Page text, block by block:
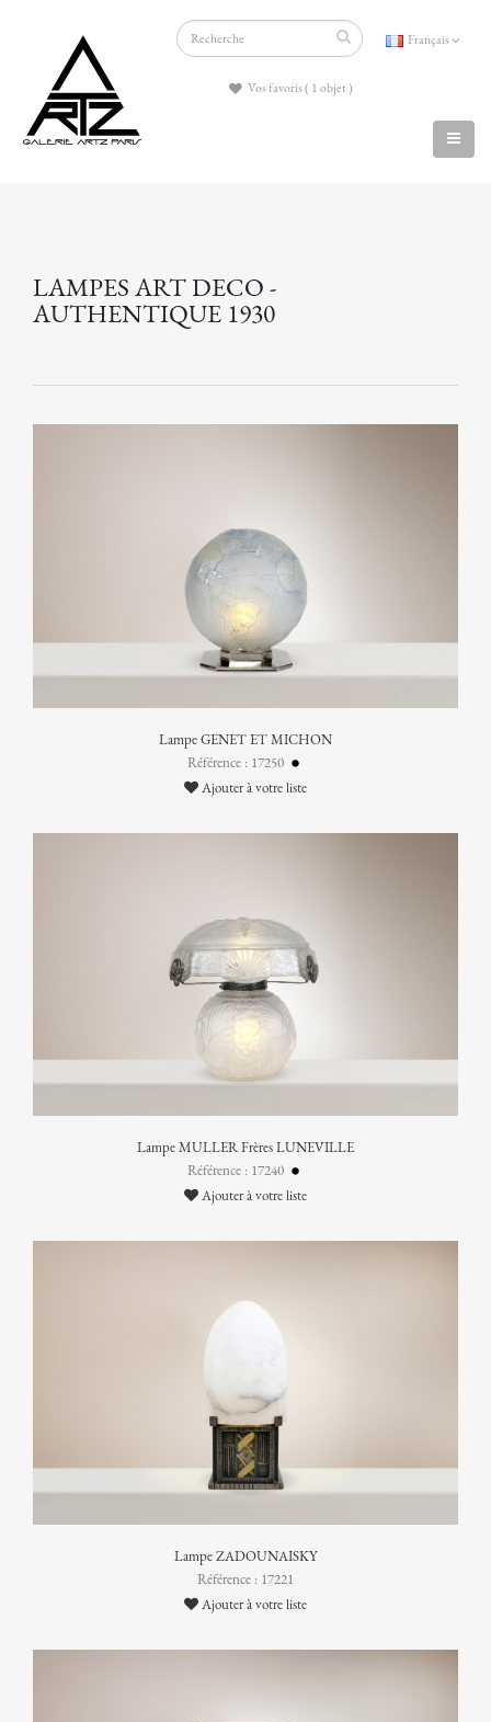
Français
Vos favoris ( 1 objet )
LAMPES ART DECO -
AUTHENTIQUE 1930
Lampe GENET ET MICHON
Référence : 17250
Ajouter à votre liste
Lampe MULLER Frères LUNEVILLE
Référence : 17240
Ajouter à votre liste
Lampe ZADOUNAISKY
Référence : 17221
Ajouter à votre liste